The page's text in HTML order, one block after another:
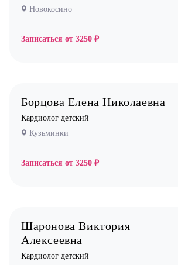
Новокосино
Записаться от 3250 ₽
Борцова Елена Николаевна
Кардиолог детский
Кузьминки
Записаться от 3250 ₽
Шаронова Виктория
Алексеевна
Кардиолог детский